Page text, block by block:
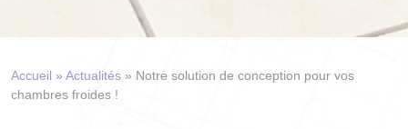
Accueil » Actualités » Notre solution de conception pour vos
chambres froides !